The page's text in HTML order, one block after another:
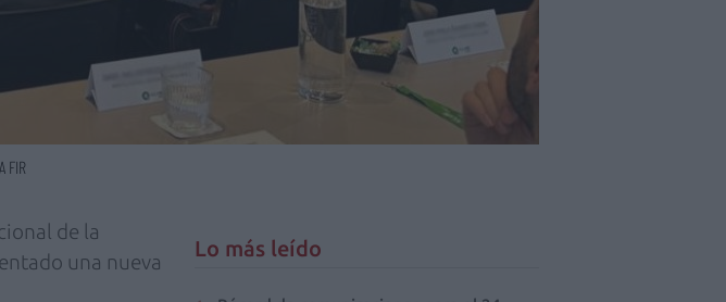
FIR
de la
una nueva
Lo más leído